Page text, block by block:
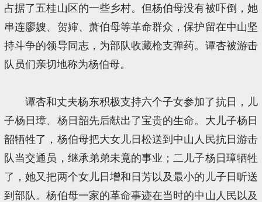
占据了五桂山区的一些乡村。但杨伯母没有被吓倒，她
串连廖嫂、贺婶、萧伯母等革命群众，保护留在中山坚
持斗争的领导同志，为部队收藏枪支弹药。谭杏被游击
队员们亲切地称为杨伯母。
谭杏和丈夫杨东积极支持六个子女参加了抗日，儿
子杨日璋、杨日韶先后献出了宝贵的生命。大儿子杨日
韶牺牲了，杨伯母把大女儿日松送到中山人民抗日游击
队当交通员，继承弟弟未竟的事业；二儿子杨日璋牺牲
了，她又把两个女儿日增和日芳以及最小的儿子日昕送
到部队。杨伯母一家的革命事迹在当时的中山人民以及